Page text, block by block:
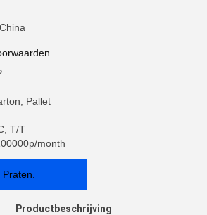
Pallet
T/T
month
Productbeschrijving